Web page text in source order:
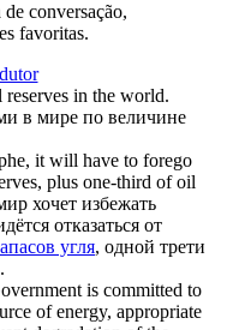
conversação,
favoritas.
reserves in the world.
в мире по величине
it will have to forego
, plus one-third of oil
хочет избежать
отказаться от
угля, одной трети
is committed to
of energy, appropriate